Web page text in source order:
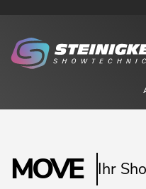
MOVE Ihr